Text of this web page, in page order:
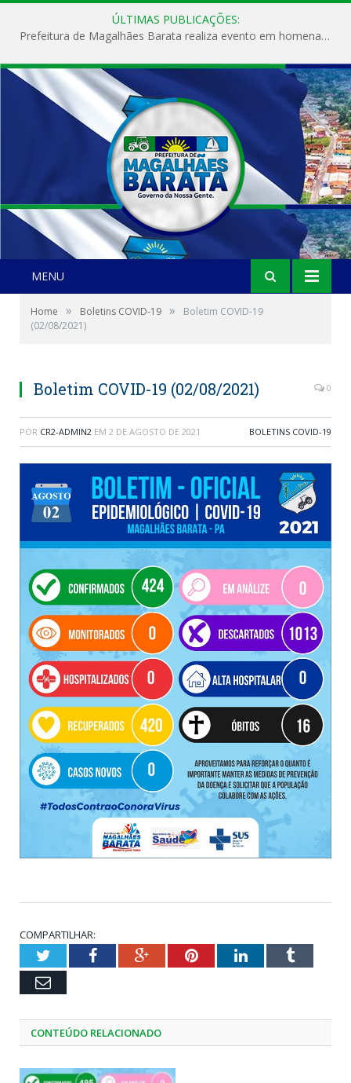
ÚLTIMAS PUBLICAÇÕES:
Prefeitura de Magalhães Barata realiza evento em homenagem ao Dia Internacional da Mulher
MENU
Home » Boletins COVID-19 »
Boletim COVID-19
(02/08/2021)
Boletim COVID-19 (02/08/2021) 0
POR CR2-ADMIN2 EM 2 DE AGOSTO DE 2021 BOLETINS COVID-19
COMPARTILHAR:
TwitterFacebookGoogle+PinterestLinkedInTumblr
Email
CONTEÚDO RELACIONADO